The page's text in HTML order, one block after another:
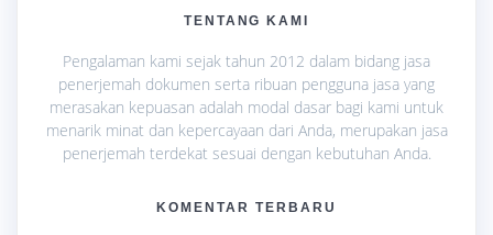
TENTANG KAMI
Pengalaman kami sejak tahun 2012 dalam bidang jasa
penerjemah dokumen serta ribuan pengguna jasa yang
merasakan kepuasan adalah modal dasar bagi kami untuk
menarik minat dan kepercayaan dari Anda, merupakan jasa
penerjemah terdekat sesuai dengan kebutuhan Anda.
KOMENTAR TERBARU